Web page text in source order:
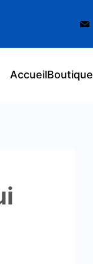
AccueilBoutique